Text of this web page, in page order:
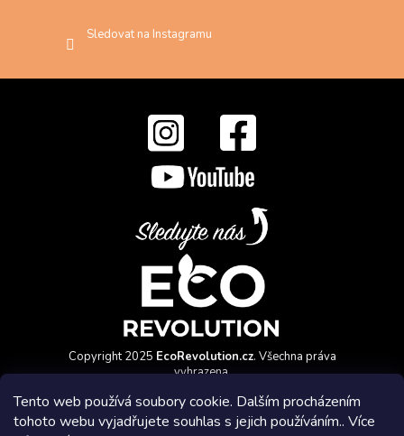
Tento web používá soubory cookie. Dalším procházením
tohoto webu vyjadřujete souhlas s jejich používáním.. Více
Sledovat na Instagramu
Copyright 2025 EcoRevolution.cz. Všechna práva
vyhrazena.